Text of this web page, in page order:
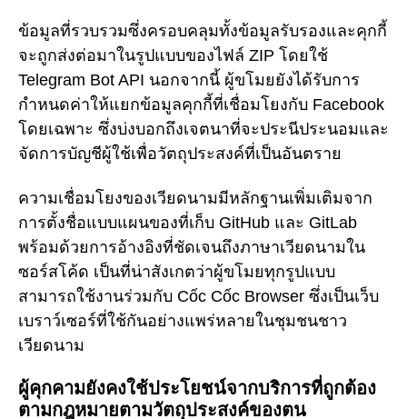
ข้อมูลที่รวบรวมซึ่งครอบคลุมทั้งข้อมูลรับรองและคุกกี้
จะถูกส่งต่อมาในรูปแบบของไฟล์ ZIP โดยใช้
Telegram Bot API นอกจากนี้ ผู้ขโมยยังได้รับการ
กำหนดค่าให้แยกข้อมูลคุกกี้ที่เชื่อมโยงกับ Facebook
โดยเฉพาะ ซึ่งบ่งบอกถึงเจตนาที่จะประนีประนอมและ
จัดการบัญชีผู้ใช้เพื่อวัตถุประสงค์ที่เป็นอันตราย
ความเชื่อมโยงของเวียดนามมีหลักฐานเพิ่มเติมจาก
การตั้งชื่อแบบแผนของที่เก็บ GitHub และ GitLab
พร้อมด้วยการอ้างอิงที่ชัดเจนถึงภาษาเวียดนามใน
ซอร์สโค้ด เป็นที่น่าสังเกตว่าผู้ขโมยทุกรูปแบบ
สามารถใช้งานร่วมกับ Cốc Cốc Browser ซึ่งเป็นเว็บ
เบราว์เซอร์ที่ใช้กันอย่างแพร่หลายในชุมชนชาว
เวียดนาม
ผู้คุกคามยังคงใช้ประโยชน์จากบริการที่ถูกต้อง
ตามกฎหมายตามวัตถุประสงค์ของตน